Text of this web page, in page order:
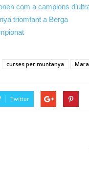
com a campions
triomfant a Berga
curses per muntanya
Twitter